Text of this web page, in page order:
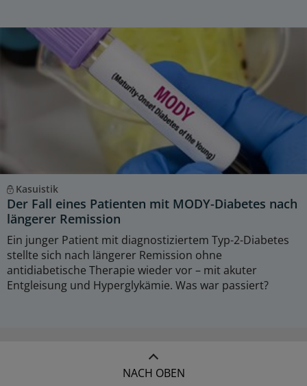
Kasuistik
Der Fall eines Patienten mit MODY-Diabetes nach
längerer Remission
Ein junger Patient mit diagnostiziertem Typ-2-Diabetes
stellte sich nach längerer Remission ohne
antidiabetische Therapie wieder vor – mit akuter
Entgleisung und Hyperglykämie. Was war passiert?
NACH OBEN